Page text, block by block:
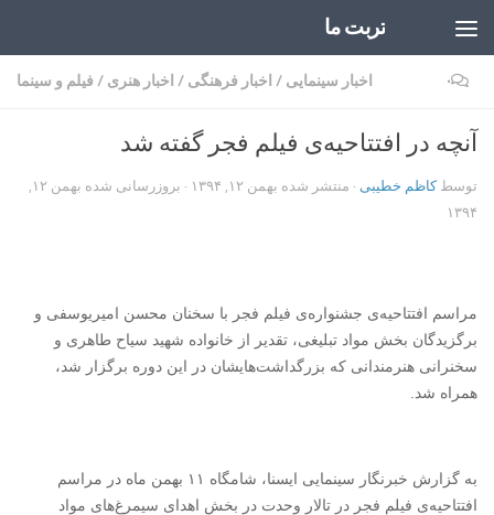
تربت ما
اخبار سینمایی / اخبار فرهنگی / اخبار هنری / فیلم و سینما ۰
آنچه در افتتاحیه‌ی فیلم فجر گفته شد
توسطکاظم خطیبی · منتشر شده بهمن ۱۲, ۱۳۹۴ · بروزرسانی شده
بهمن ۱۲,
۱۳۹۴
مراسم افتتاحیه‌ی جشنواره‌ی فیلم فجر با سخنان محسن امیریوسفی و
برگزیدگان بخش مواد تبلیغی، تقدیر از خانواده شهید سیاح طاهری و
سخنرانی هنرمندانی که بزرگداشت‌هایشان در این دوره برگزار شد،
همراه شد.
به گزارش خبرنگار سینمایی ایسنا، شامگاه ۱۱ بهمن ماه در مراسم
افتتاحیه‌ی فیلم فجر در تالار وحدت در بخش اهدای سیمرغ‌های مواد